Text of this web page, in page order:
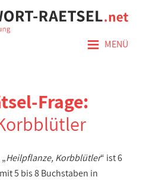
≡ MENÜ
Frage:
Heilpflanze, Korbblütler“ ist 6
5 bis 8 Buchstaben in